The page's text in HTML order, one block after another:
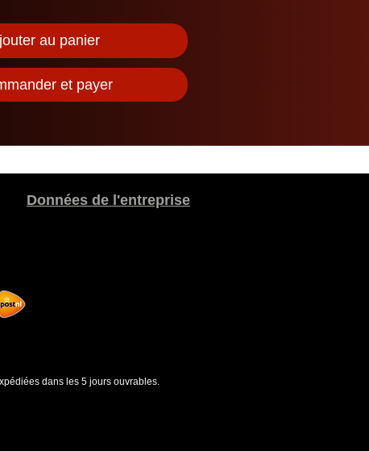
au panier
et payer
Données de l'entreprise
dans les 5 jours ouvrables.